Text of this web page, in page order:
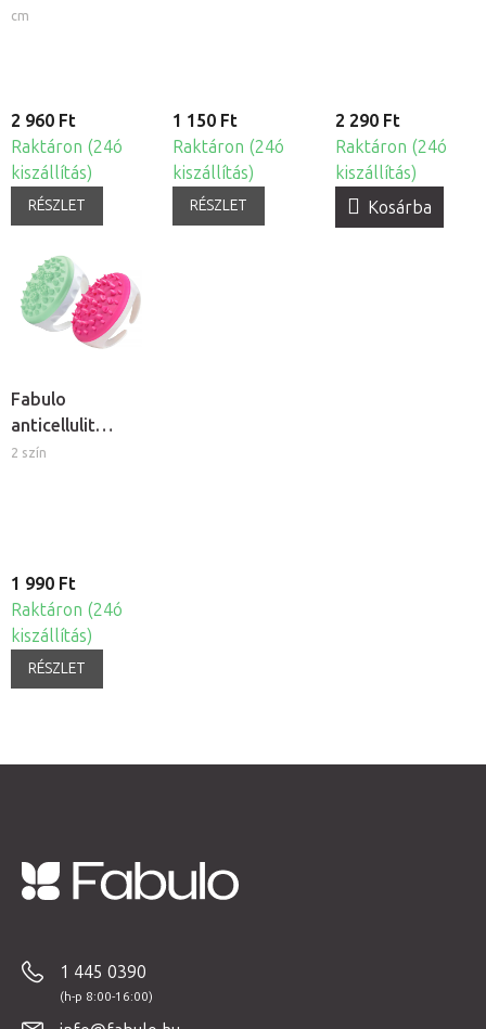
masszázs
cm
2 960 Ft
Raktáron (24ó
kiszállítás)
RÉSZLET
1 150 Ft
Raktáron (24ó
kiszállítás)
RÉSZLET
2 290 Ft
Raktáron (24ó
kiszállítás)
Kosárba
Fabulo
anticellulit
masszázskefe
2 szín
1 990 Ft
Raktáron (24ó
kiszállítás)
RÉSZLET
1 445 0390